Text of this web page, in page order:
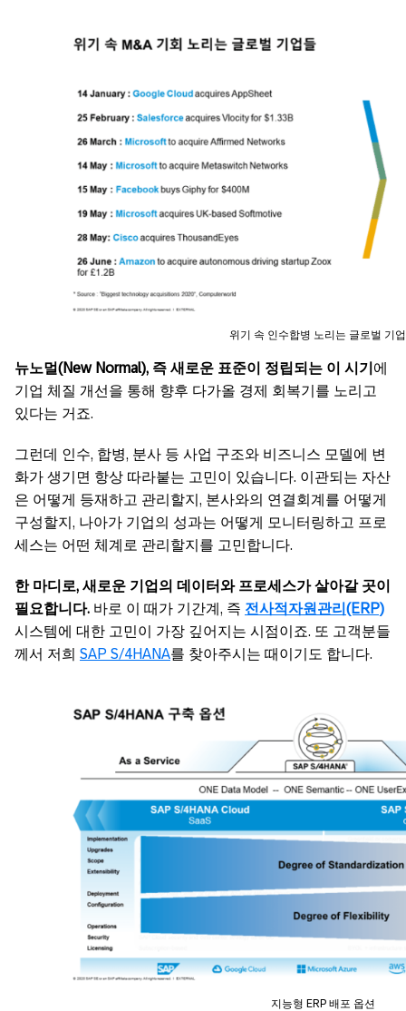
위기 속 인수합병 노리는 글로벌 기
뉴노멀(New Normal), 즉 새로운 표준이 정립되는 이 시기 에
기업 체질 개선을 통해 향후 다가올 경제 회복기를 노리고
있다는 거죠.
그런데 인수, 합병, 분사 등 사업 구조와 비즈니스 모델에 변
화가 생기면 항상 따라붙는 고민이 있습니다. 이관되는 자산
은 어떻게 등재하고 관리할지, 본사와의 연결회계를 어떻게
구성할지, 나아가 기업의 성과는 어떻게 모니터링하고 프로
세스는 어떤 체계로 관리할지를 고민합니다.
한 마디로, 새로운 기업의 데이터와 프로세스가살아갈 곳이
필요합니다. 바로 이 때가 기간계, 즉 전사적자원관리(ERP)
시스템에 대한 고민이 가장 깊어지는 시점이죠. 또 고객분들
께서 저희 SAP S/4HANA를 찾아주시는 때이기도 합니다.
지능형 ERP 배포 옵션